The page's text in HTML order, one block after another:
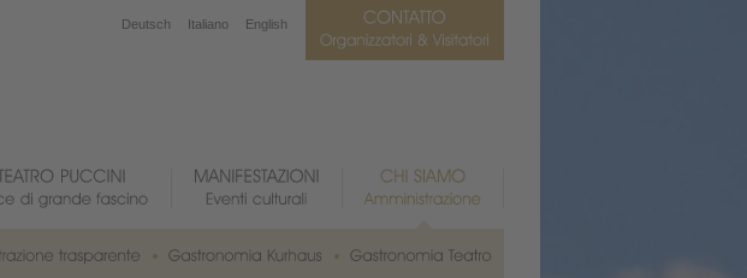
Deutsch Italiano English